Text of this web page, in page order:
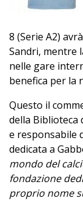
8 (Serie A2)
Sandri, mentre
nelle gare
benefica per la
Questo il
della Biblioteca
e responsabile
dedicata a
mondo del
fondazione
proprio nome